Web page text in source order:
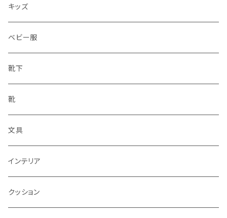
水筒
キッズ
ベビー服
靴下
靴
文具
インテリア
クッション